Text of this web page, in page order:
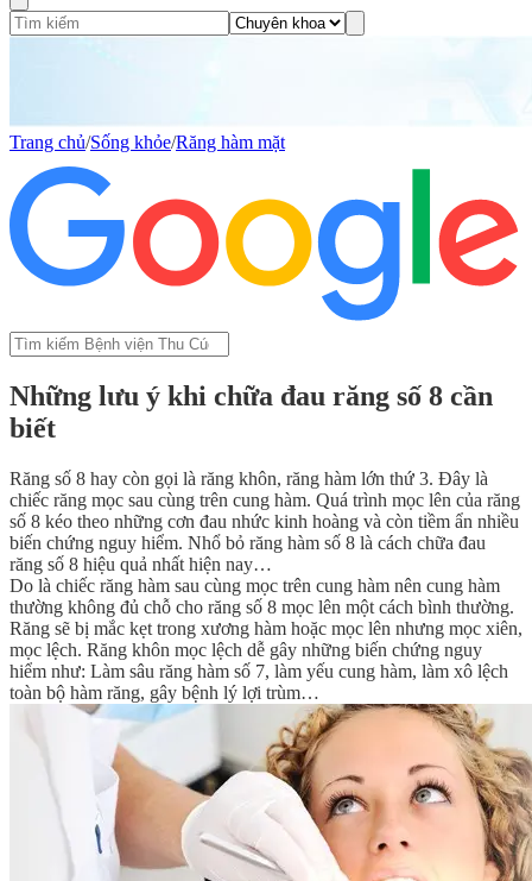
Trang chủ/Sống khỏe/Răng hàm mặt
Những lưu ý khi chữa đau răng số 8 cần
biết
Răng số 8 hay còn gọi là răng khôn, răng hàm lớn thứ 3. Đây là
chiếc răng mọc sau cùng trên cung hàm. Quá trình mọc lên của răng
số 8 kéo theo những cơn đau nhức kinh hoàng và còn tiềm ẩn nhiều
biến chứng nguy hiểm. Nhổ bỏ răng hàm số 8 là cách chữa đau
răng số 8 hiệu quả nhất hiện nay…
Do là chiếc răng hàm sau cùng mọc trên cung hàm nên cung hàm
thường không đủ chỗ cho răng số 8 mọc lên một cách bình thường.
Răng sẽ bị mắc kẹt trong xương hàm hoặc mọc lên nhưng mọc xiên,
mọc lệch. Răng khôn mọc lệch dễ gây những biến chứng nguy
hiểm như: Làm sâu răng hàm số 7, làm yếu cung hàm, làm xô lệch
toàn bộ hàm răng, gây bệnh lý lợi trùm…